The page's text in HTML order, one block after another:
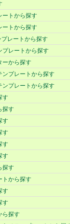
ートから探す
ートから探す
プレートから探す
プレートから探す
ーから探す
ンプレートから探す
ンプレートから探す
す
探す
す
す
す
す
探す
トから探す
す
す
ら探す